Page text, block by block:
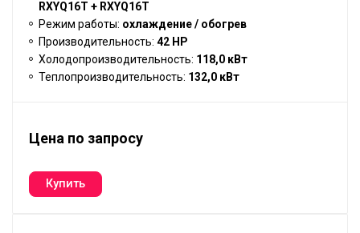
RXYQ16T + RXYQ16T
Режим работы: охлаждение / обогрев
Производительность: 42 HP
Холодопроизводительность: 118,0 кВт
Теплопроизводительность: 132,0 кВт
Цена по запросу